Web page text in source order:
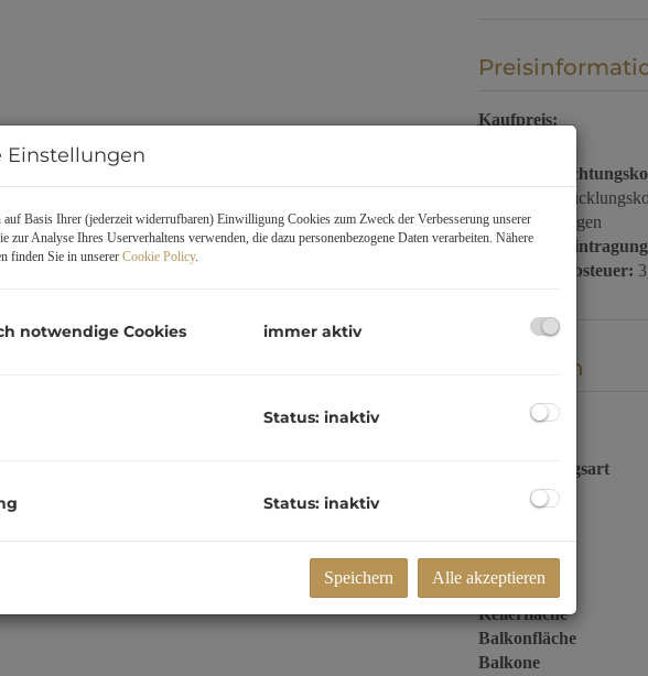
in Aschach an
vom
Kaufpreis:
zzgl. Barauslagen
Grunderwerbsteuer:
Eckdaten
Objektnr.
Vermarktungsart
Objektart
Nutzungsart
Wohnfläche
Kellerfläche
Balkonfläche
Balkone
Einstellungen
auf Basis Ihrer (jederzeit widerrufbaren) Einwilligung Cookies zum Zweck der Verbesserung unserer
zur Analyse Ihres Userverhaltens verwenden, die dazu personenbezogene Daten verarbeiten. Nähere
finden Sie in unserer Cookie Policy.
notwendige Cookies immer aktiv
Status: inaktiv
Status: inaktiv
Speichern Alle akzeptieren